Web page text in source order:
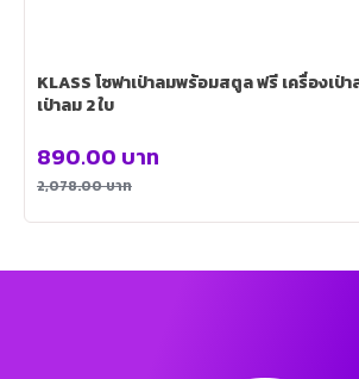
KLASS โซฟาเป่าลมพร้อมสตูล ฟรี เครื่องเป่
เป่าลม 2 ใบ
2,078.00บาท
890.00 บาท